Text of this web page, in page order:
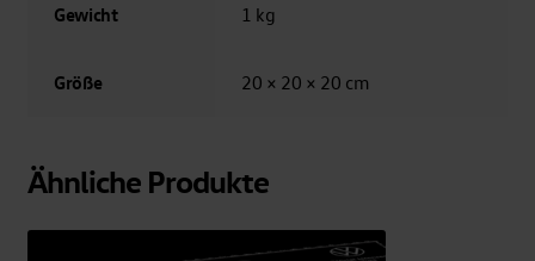
Gewicht 1 kg
Größe 20 × 20 × 20 cm
Ähnliche Produkte